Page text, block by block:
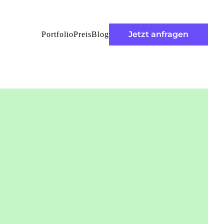
PortfolioPreisBlog Jetzt anfragen